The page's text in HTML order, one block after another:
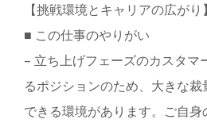
【挑戦環境とキャリアの広がり】
■ この仕事のやりがい
– 立ち上げフェーズのカスタマ
るポジションのため、大きな
できる環境があります。ご自